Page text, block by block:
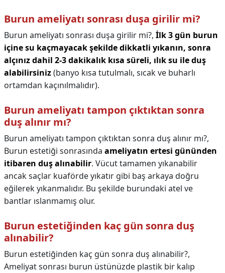
Burun ameliyatı sonrası duşa girilir mi?
Burun ameliyatı sonrası duşa girilir mi?, İlk 3 gün burun
içine su kaçmayacak şekilde dikkatli yıkanın, sonra
alçınız dahil 2-3 dakikalık kısa süreli, ılık su ile duş
alabilirsiniz(banyo kısa tutulmalı, sıcak ve buharlı
ortamdan kaçınılmalıdır).
Burun ameliyatı tampon çıktıktan sonra
duş alınır mı?
Burun ameliyatı tampon çıktıktan sonra duş alınır mı?,
Burun estetiği sonrasında ameliyatın ertesi gününden
itibaren duş alınabilir. Vücut tamamen yıkanabilir
ancak saçlar kuaförde yıkatır gibi baş arkaya doğru
eğilerek yıkanmalıdır. Bu şekilde burundaki atel ve
bantlar ıslanmamış olur.
Burun estetiğinden kaç gün sonra duş
alınabilir?
Burun estetiğinden kaç gün sonra duş alınabilir?,
Ameliyat sonrası burun üstünüzde plastik bir kalıp